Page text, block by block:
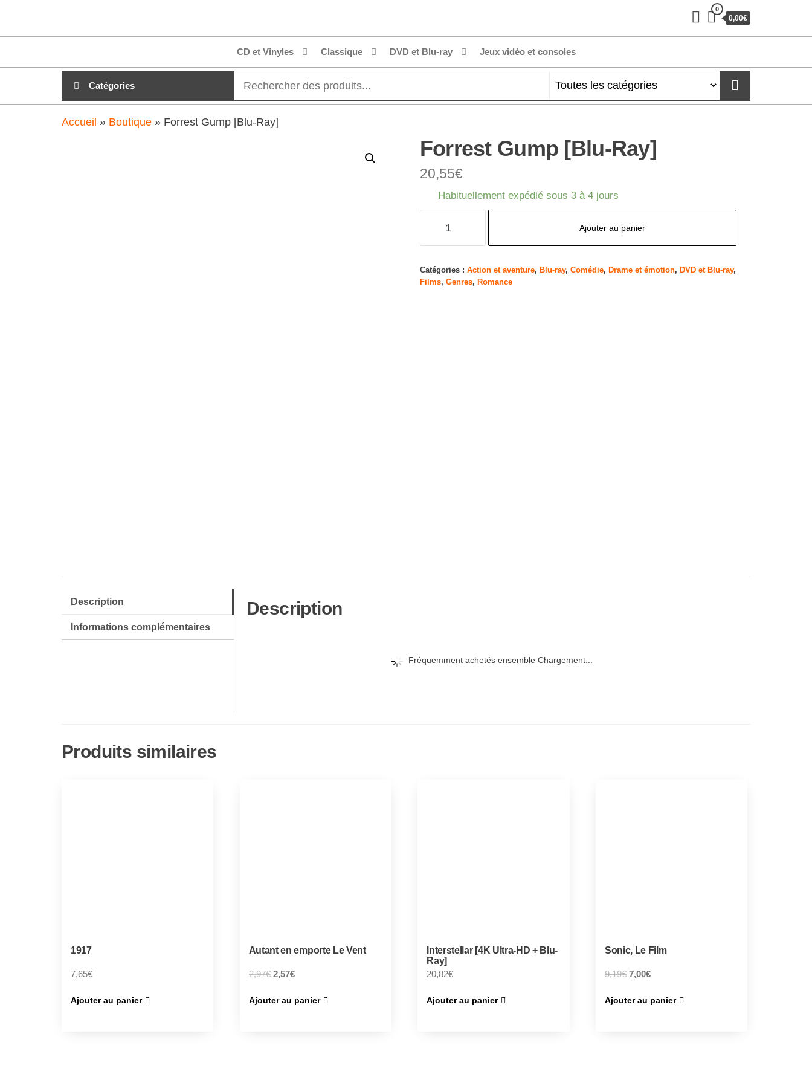
clubdial.fr
0
0,00€
CD et Vinyles Classique DVD et Blu-ray Jeux vidéo et consoles
Catégories
Accueil » Boutique » Forrest Gump [Blu-Ray]
Forrest Gump [Blu-Ray]
20,55€
Habituellement expédié sous 3 à 4 jours
Gump
[Blu-
Ajouter au panier
Catégories : Action et aventure, Blu-ray, Comédie, Drame et émotion, DVD et Blu-ray,
Films, Genres, Romance
Description
Informations complémentaires
Description
Fréquemment achetés ensemble Chargement...
Produits similaires
1917
7,65€
Ajouter au panier
Autant en emporte Le Vent
2,97€ 2,57€
Ajouter au panier
Interstellar [4K Ultra-HD + Blu-
Ray]
20,82€
Ajouter au panier
Sonic, Le Film
9,19€ 7,00€
Ajouter au panier